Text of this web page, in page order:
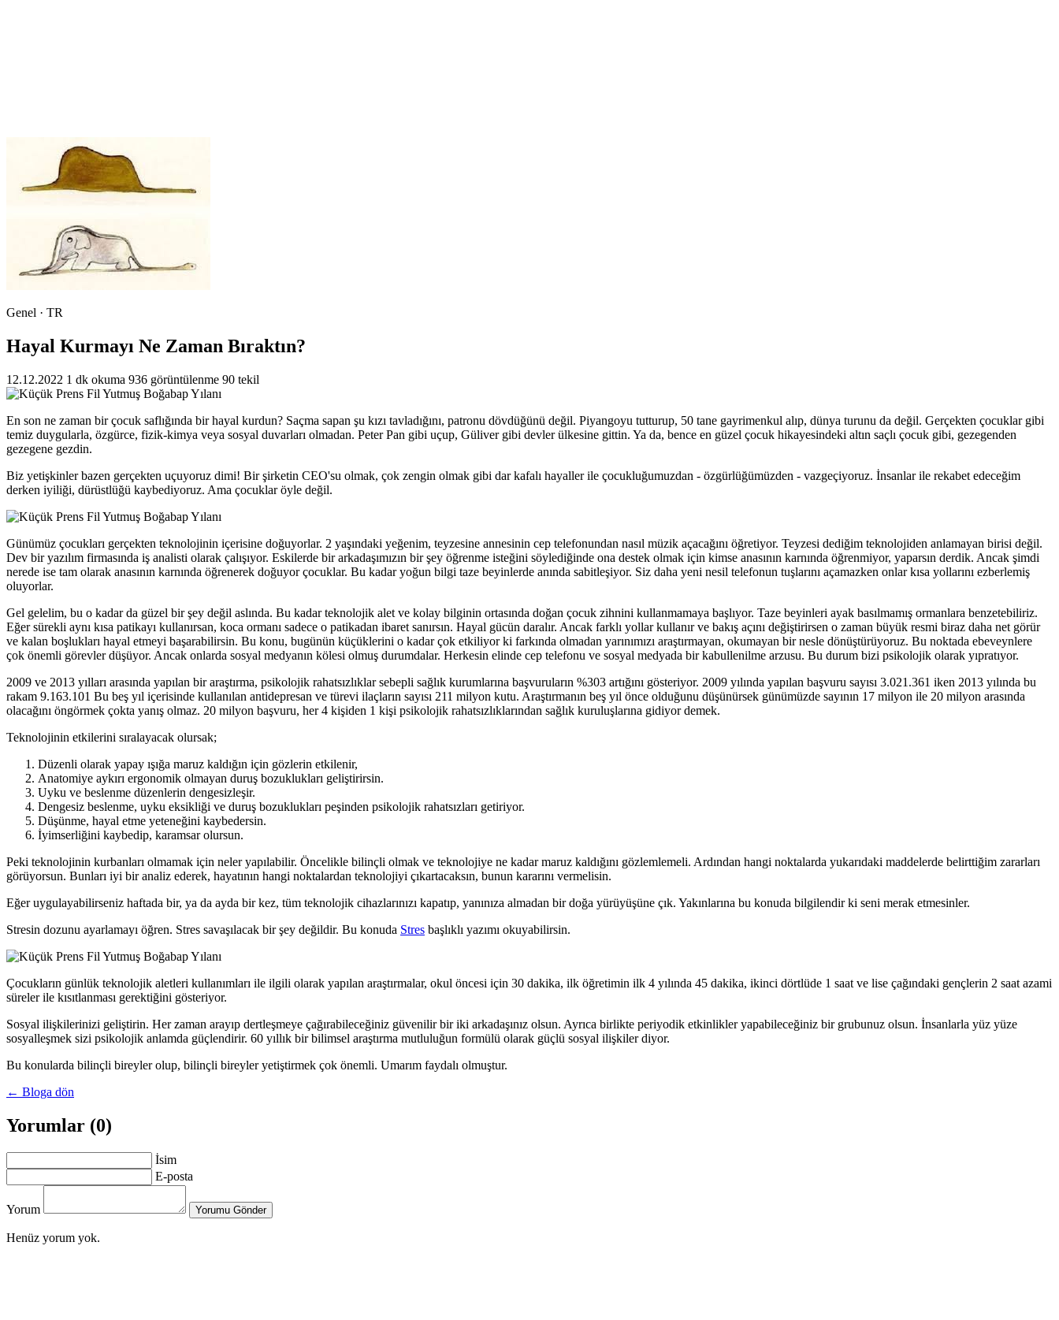
Genel · TR
Hayal Kurmayı Ne Zaman Bıraktın?
12.12.2022 1 dk okuma 936 görüntülenme 90 tekil
En son ne zaman bir çocuk saflığında bir hayal kurdun? Saçma sapan şu kızı tavladığını, patronu dövdüğünü değil. Piyangoyu tutturup, 50 tane gayrimenkul alıp, dünya turunu da değil. Gerçekten çocuklar gibi
temiz duygularla, özgürce, fizik-kimya veya sosyal duvarları olmadan. Peter Pan gibi uçup, Güliver gibi devler ülkesine gittin. Ya da, bence en güzel çocuk hikayesindeki altın saçlı çocuk gibi, gezegenden
gezegene gezdin.
Biz yetişkinler bazen gerçekten uçuyoruz dimi! Bir şirketin CEO'su olmak, çok zengin olmak gibi dar kafalı hayaller ile çocukluğumuzdan - özgürlüğümüzden - vazgeçiyoruz. İnsanlar ile rekabet edeceğim
derken iyiliği, dürüstlüğü kaybediyoruz. Ama çocuklar öyle değil.
Günümüz çocukları gerçekten teknolojinin içerisine doğuyorlar. 2 yaşındaki yeğenim, teyzesine annesinin cep telefonundan nasıl müzik açacağını öğretiyor. Teyzesi dediğim teknolojiden anlamayan birisi değil.
Dev bir yazılım firmasında iş analisti olarak çalışıyor. Eskilerde bir arkadaşımızın bir şey öğrenme isteğini söylediğinde ona destek olmak için kimse anasının karnında öğrenmiyor, yaparsın derdik. Ancak şimdi
nerede ise tam olarak anasının karnında öğrenerek doğuyor çocuklar. Bu kadar yoğun bilgi taze beyinlerde anında sabitleşiyor. Siz daha yeni nesil telefonun tuşlarını açamazken onlar kısa yollarını ezberlemiş
oluyorlar.
Gel gelelim, bu o kadar da güzel bir şey değil aslında. Bu kadar teknolojik alet ve kolay bilginin ortasında doğan çocuk zihnini kullanmamaya başlıyor. Taze beyinleri ayak basılmamış ormanlara benzetebiliriz.
Eğer sürekli aynı kısa patikayı kullanırsan, koca ormanı sadece o patikadan ibaret sanırsın. Hayal gücün daralır. Ancak farklı yollar kullanır ve bakış açını değiştirirsen o zaman büyük resmi biraz daha net görür
ve kalan boşlukları hayal etmeyi başarabilirsin. Bu konu, bugünün küçüklerini o kadar çok etkiliyor ki farkında olmadan yarınımızı araştırmayan, okumayan bir nesle dönüştürüyoruz. Bu noktada ebeveynlere
çok önemli görevler düşüyor. Ancak onlarda sosyal medyanın kölesi olmuş durumdalar. Herkesin elinde cep telefonu ve sosyal medyada bir kabullenilme arzusu. Bu durum bizi psikolojik olarak yıpratıyor.
2009 ve 2013 yılları arasında yapılan bir araştırma, psikolojik rahatsızlıklar sebepli sağlık kurumlarına başvuruların %303 artığını gösteriyor. 2009 yılında yapılan başvuru sayısı 3.021.361 iken 2013 yılında bu
rakam 9.163.101 Bu beş yıl içerisinde kullanılan antidepresan ve türevi ilaçların sayısı 211 milyon kutu. Araştırmanın beş yıl önce olduğunu düşünürsek günümüzde sayının 17 milyon ile 20 milyon arasında
olacağını öngörmek çokta yanış olmaz. 20 milyon başvuru, her 4 kişiden 1 kişi psikolojik rahatsızlıklarından sağlık kuruluşlarına gidiyor demek.
Teknolojinin etkilerini sıralayacak olursak;
Düzenli olarak yapay ışığa maruz kaldığın için gözlerin etkilenir,
Anatomiye aykırı ergonomik olmayan duruş bozuklukları geliştirirsin.
Uyku ve beslenme düzenlerin dengesizleşir.
Dengesiz beslenme, uyku eksikliği ve duruş bozuklukları peşinden psikolojik rahatsızları getiriyor.
Düşünme, hayal etme yeteneğini kaybedersin.
İyimserliğini kaybedip, karamsar olursun.
Peki teknolojinin kurbanları olmamak için neler yapılabilir. Öncelikle bilinçli olmak ve teknolojiye ne kadar maruz kaldığını gözlemlemeli. Ardından hangi noktalarda yukarıdaki maddelerde belirttiğim zararları
görüyorsun. Bunları iyi bir analiz ederek, hayatının hangi noktalardan teknolojiyi çıkartacaksın, bunun kararını vermelisin.
Eğer uygulayabilirseniz haftada bir, ya da ayda bir kez, tüm teknolojik cihazlarınızı kapatıp, yanınıza almadan bir doğa yürüyüşüne çık. Yakınlarına bu konuda bilgilendir ki seni merak etmesinler.
Stresin dozunu ayarlamayı öğren. Stres savaşılacak bir şey değildir. Bu konuda Stres başlıklı yazımı okuyabilirsin.
Çocukların günlük teknolojik aletleri kullanımları ile ilgili olarak yapılan araştırmalar, okul öncesi için 30 dakika, ilk öğretimin ilk 4 yılında 45 dakika, ikinci dörtlüde 1 saat ve lise çağındaki gençlerin 2 saat azami
süreler ile kısıtlanması gerektiğini gösteriyor.
Sosyal ilişkilerinizi geliştirin. Her zaman arayıp dertleşmeye çağırabileceğiniz güvenilir bir iki arkadaşınız olsun. Ayrıca birlikte periyodik etkinlikler yapabileceğiniz bir grubunuz olsun. İnsanlarla yüz yüze
sosyalleşmek sizi psikolojik anlamda güçlendirir. 60 yıllık bir bilimsel araştırma mutluluğun formülü olarak güçlü sosyal ilişkiler diyor.
Bu konularda bilinçli bireyler olup, bilinçli bireyler yetiştirmek çok önemli. Umarım faydalı olmuştur.
← Bloga dön
Yorumlar (0)
İsim
E-posta
Yorum Yorumu Gönder
Henüz yorum yok.